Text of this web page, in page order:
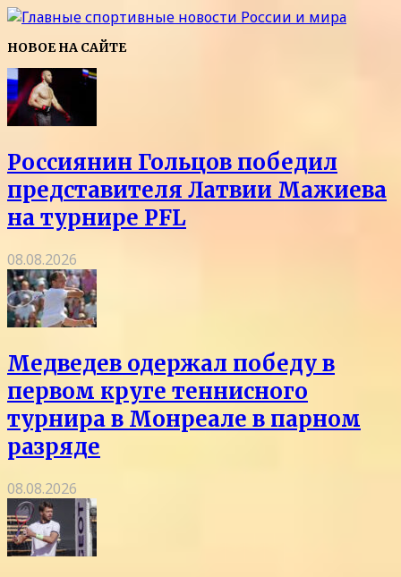
НОВОЕ НА САЙТЕ
Россиянин Гольцов победил
представителя Латвии Мажиева
на турнире PFL
08.08.2026
Медведев одержал победу в
первом круге теннисного
турнира в Монреале в парном
разряде
08.08.2026